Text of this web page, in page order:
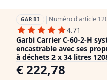
GARBI | Numéro d'article
4.71
Garbi Carrier C-60-2-H
encastrable avec ses
à déchets 2 x 34 litres
€ 222,78